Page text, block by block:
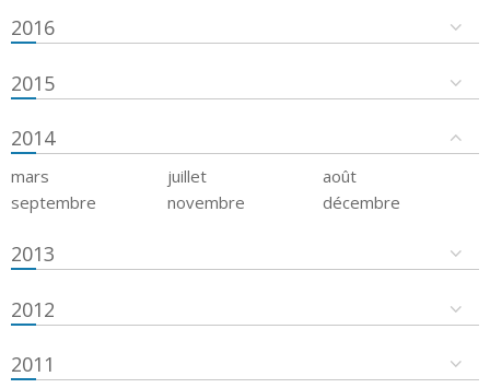
2016
2015
2014
mars juillet
août
septembre
novembre décembre
2013
2012
2011